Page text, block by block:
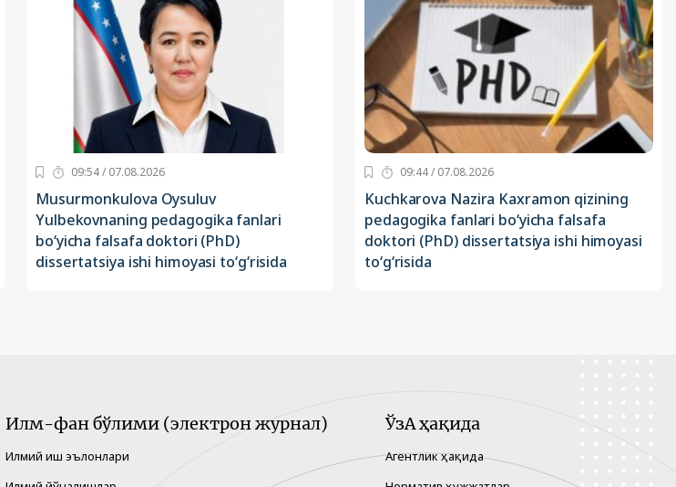
09:54 / 07.08.2026
Musurmonkulova Oysuluv
Yulbekovnaning pedagogika fanlari
bo‘yicha falsafa doktori (PhD)
dissertatsiya ishi himoyasi to‘g‘risida
09:44 / 07.08.2026
Kuchkarova Nazira Kaxramon qizining
pedagogika fanlari bo‘yicha falsafa
doktori (PhD) dissertatsiya ishi himoyasi
to‘g‘risida
Илм-фан бўлими (электрон журнал)
Илмий иш эълонлари
ЎзА ҳақида
Агентлик ҳақида